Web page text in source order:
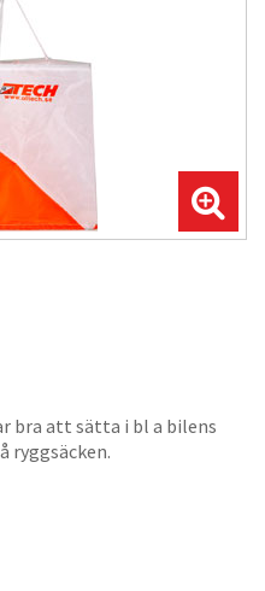
bra att sätta i bl a bilens
ryggsäcken.